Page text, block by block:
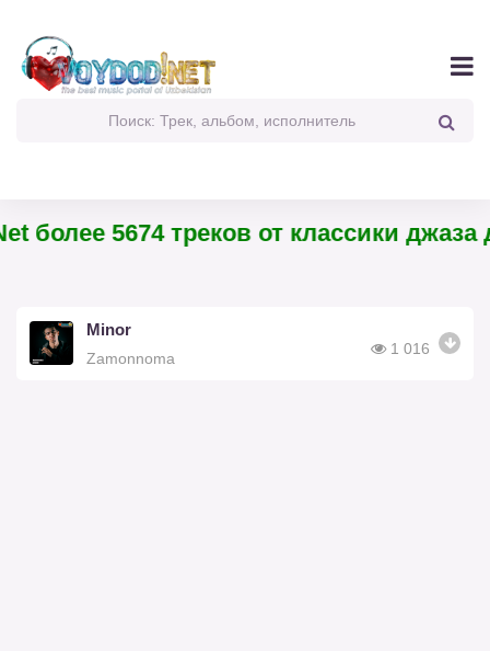
более 5674 треков от классики джаза
Minor
Zamonnoma
1 016